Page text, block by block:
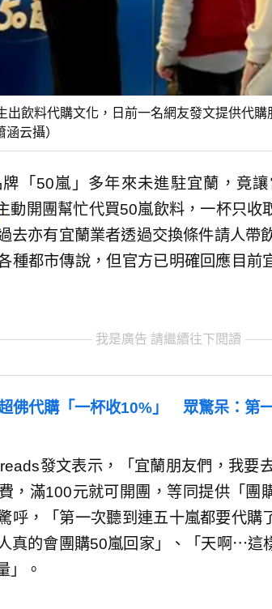
飲料代購文化，日前一名網友發文提供代
云攝）
「50嵐」多年來未進駐宜蘭，竟
動開團幫忙代買50嵐飲料，一杯只收
去亦有宜蘭業者透過交換條件請人帶
種都市傳說，但官方已明確回應目前
我是廣告 請繼續往下閱讀
佛代購「一杯收10%」 眾驚呆：第
發文表示，「宜蘭朋友們，我要
，滿100元就可開團，等同提供「團
呼，「第一次聽到連五十嵐都要代購
真的會團購50嵐回家」、「天啊⋯這
」。